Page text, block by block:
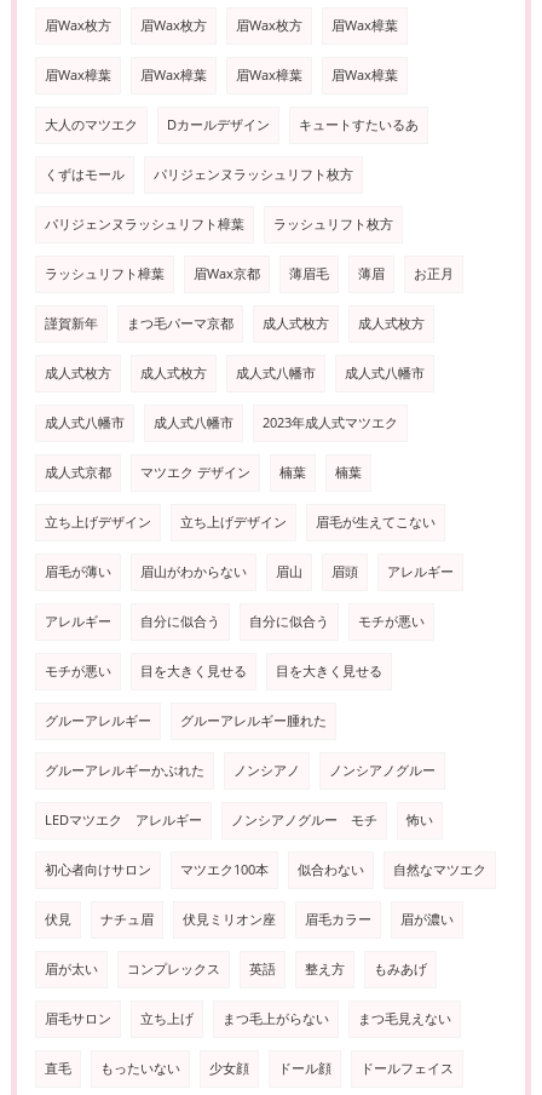
眉Wax枚方 眉Wax枚方 眉Wax枚方 眉Wax樟葉
眉Wax樟葉 眉Wax樟葉 眉Wax樟葉 眉Wax樟葉
大人のマツエク Dカールデザイン キュートすたいるあ
くずはモール パリジェンヌラッシュリフト枚方
パリジェンヌラッシュリフト樟葉 ラッシュリフト枚方
ラッシュリフト樟葉 眉Wax京都 薄眉毛 薄眉 お正月
謹賀新年 まつ毛パーマ京都 成人式枚方 成人式枚方
成人式枚方 成人式枚方 成人式八幡市 成人式八幡市
成人式八幡市 成人式八幡市 2023年成人式マツエク
成人式京都 マツエク デザイン 楠葉 楠葉
立ち上げデザイン 立ち上げデザイン 眉毛が生えてこない
眉毛が薄い 眉山がわからない 眉山 眉頭 アレルギー
アレルギー 自分に似合う 自分に似合う モチが悪い
モチが悪い 目を大きく見せる 目を大きく見せる
グルーアレルギー グルーアレルギー腫れた
グルーアレルギーかぶれた ノンシアノ ノンシアノグルー
LEDマツエク アレルギー ノンシアノグルー モチ 怖い
初心者向けサロン マツエク100本 似合わない 自然なマツエク
伏見 ナチュ眉 伏見ミリオン座 眉毛カラー 眉が濃い
眉が太い コンプレックス 英語 整え方 もみあげ
眉毛サロン 立ち上げ まつ毛上がらない まつ毛見えない
直毛 もったいない 少女顔 ドール顔 ドールフェイス